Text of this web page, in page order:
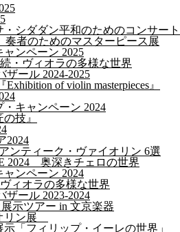
シダダン平和のためのコンサート
者のためのマスターピース展
ンペーン 2025
・ヴィオラの多様な世界
ール 2024-2025
of violin masterpieces』
キャンペーン 2024
技』
2024
ンティーク・ヴァイオリン 6選
2024 奥深きチェロの世界
ンペーン 2024
ィオラの多様な世界
ール 2023-2024
示ツアー in 文京楽器
リン展
「フィリップ・イーレの世界」